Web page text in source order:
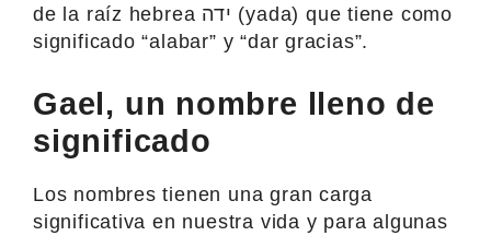
de la raíz hebrea ידה (yada) que tiene como
significado “alabar” y “dar gracias”.
Gael, un nombre lleno de
significado
Los nombres tienen una gran carga
significativa en nuestra vida y para algunas